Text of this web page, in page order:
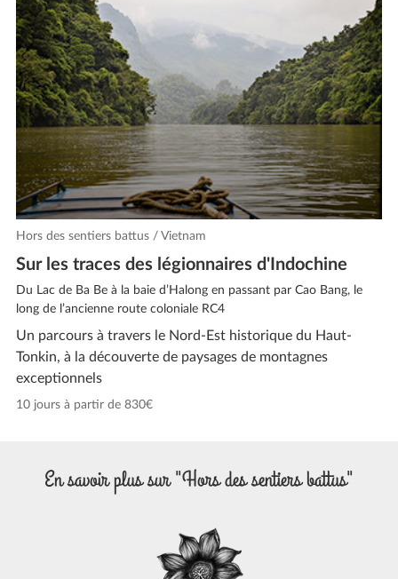
Hors des sentiers battus / Vietnam
Sur les traces des légionnaires d'Indochine
Du Lac de Ba Be à la baie d’Halong en passant par Cao Bang, le
long de l’ancienne route coloniale RC4
Un parcours à travers le Nord-Est historique du Haut-
Tonkin, à la découverte de paysages de montagnes
exceptionnels
10 jours à partir de 830€
En savoir plus sur "Hors des sentiers battus"